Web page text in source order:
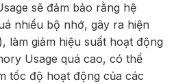
sẽ đảm bảo rằng hệ
nhiều bộ nhớ, gây ra hiện
làm giảm hiệu suất hoạt động
Usage quá cao, có thể
tốc độ hoạt động của các